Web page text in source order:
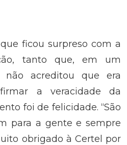
ficou surpreso com a
tanto que, em um
não acreditou que era
a veracidade da
foi de felicidade. “São
para a gente e sempre
obrigado à Certel por